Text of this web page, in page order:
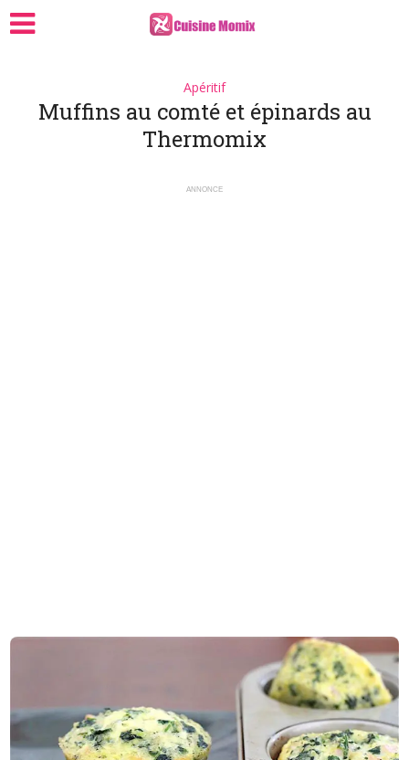
Apéritif
Muffins au comté et épinards au
Thermomix
ANNONCE